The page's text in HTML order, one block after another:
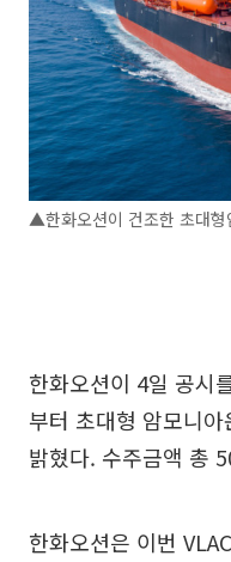
▲한화오션이 건조한 초대형
한화오션이 4일 공시
부터 초대형 암모니
밝혔다. 수주금액 총
한화오션은 이번